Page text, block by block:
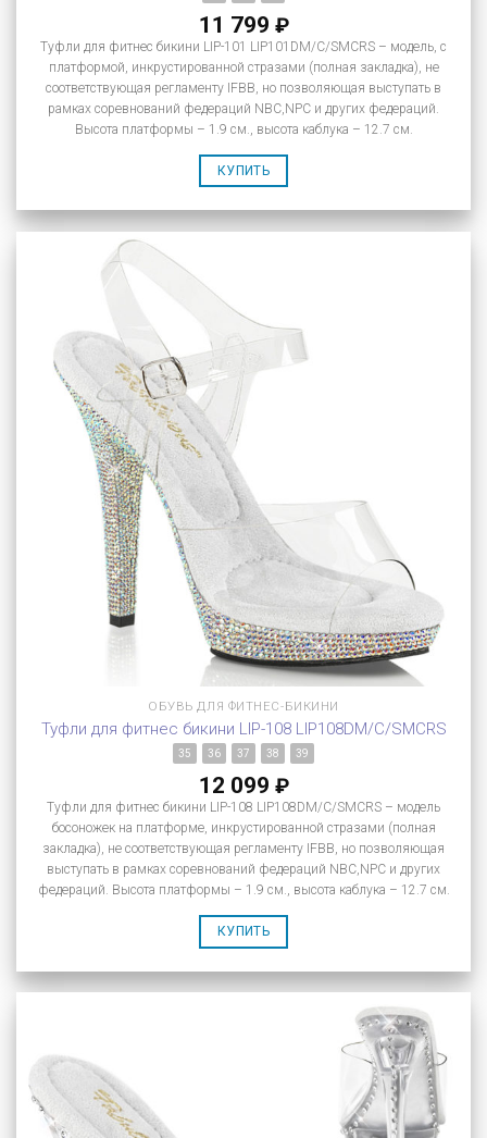
11 799 ₽
Туфли для фитнес бикини LIP-101 LIP101DM/C/SMCRS – модель, с
платформой, инкрустированной стразами (полная закладка), не
соответствующая регламенту IFBB, но позволяющая выступать в
рамках соревнований федераций NBC,NPC и других федераций.
Высота платформы – 1.9 см., высота каблука – 12.7 см.
КУПИТЬ
ОБУВЬ ДЛЯ ФИТНЕС-БИКИНИ
Туфли для фитнес бикини LIP-108 LIP108DM/C/SMCRS
35 36 37 38 39
12 099 ₽
Туфли для фитнес бикини LIP-108 LIP108DM/C/SMCRS – модель
босоножек на платформе, инкрустированной стразами (полная
закладка), не соответствующая регламенту IFBB, но позволяющая
выступать в рамках соревнований федераций NBC,NPC и других
федераций. Высота платформы – 1.9 см., высота каблука – 12.7 см.
КУПИТЬ